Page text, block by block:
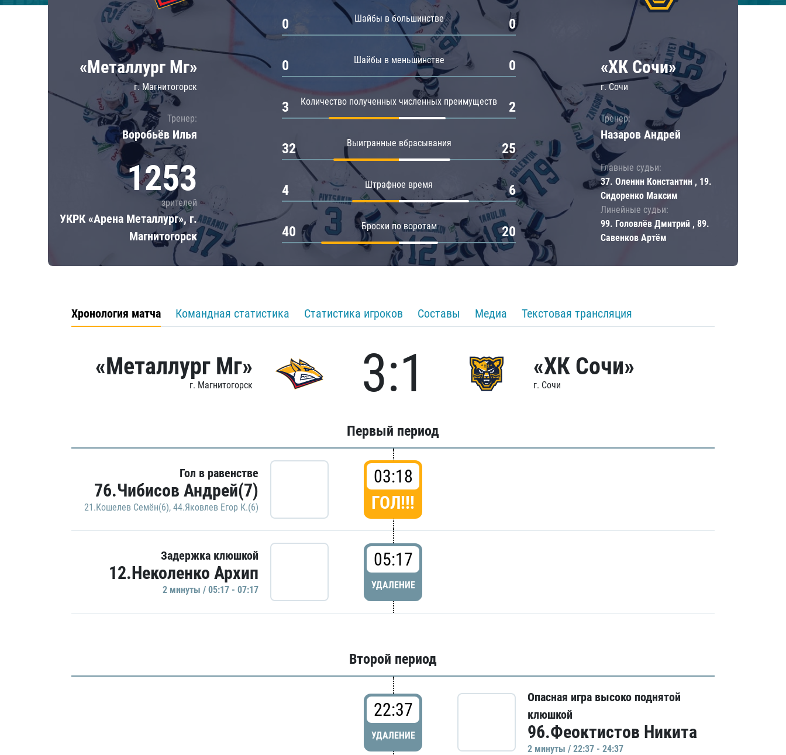
Локомотив
ЦСКА
Шанхайские Драконы
«Металлург Мг»
г. Магнитогорск
Тренер:
Воробьёв Илья
1253
зрителей
УКРК «Арена Металлург», г.
Магнитогорск
Шайбы в большинстве
0 0
Шайбы в меньшинстве
0 0
Количество полученных численных преимуществ
3 2
Выигранные вбрасывания
32 25
Штрафное время
4 6
Броски по воротам
40 20
«ХК Сочи»
г. Сочи
Тренер:
Назаров Андрей
Главные судьи:
37. Оленин Константин , 19.
Сидоренко Максим
Линейные судьи:
99. Головлёв Дмитрий , 89.
Савенков Артём
Хронология матча Командная статистика Статистика игроков Составы Медиа Текстовая трансляция
«Металлург Мг»
г. Магнитогорск 3:1 «ХК Сочи»
г. Сочи
Первый период
Гол в равенстве
76.Чибисов Андрей(7)
21.Кошелев Семён(6), 44.Яковлев Егор К.(6)
03:18
ГОЛ!!!
Задержка клюшкой
12.Неколенко Архип
2 минуты / 05:17 - 07:17
05:17
УДАЛЕНИЕ
Второй период
22:37
УДАЛЕНИЕ
Опасная игра высоко поднятой
клюшкой
96.Феоктистов Никита
2 минуты / 22:37 - 24:37